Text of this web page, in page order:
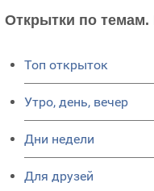
Открытки по
Топ открыток
Утро, день, вечер
Дни недели
Для друзей